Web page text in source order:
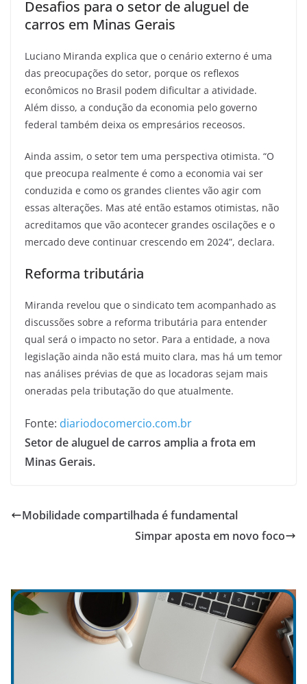
Desafios para o setor de aluguel de
carros em Minas Gerais
Luciano Miranda explica que o cenário externo é uma
das preocupações do setor, porque os reflexos
econômicos no Brasil podem dificultar a atividade.
Além disso, a condução da economia pelo governo
federal também deixa os empresários receosos.
Ainda assim, o setor tem uma perspectiva otimista. “O
que preocupa realmente é como a economia vai ser
conduzida e como os grandes clientes vão agir com
essas alterações. Mas até então estamos otimistas, não
acreditamos que vão acontecer grandes oscilações e o
mercado deve continuar crescendo em 2024”, declara.
Reforma tributária
Miranda revelou que o sindicato tem acompanhado as
discussões sobre a reforma tributária para entender
qual será o impacto no setor. Para a entidade, a nova
legislação ainda não está muito clara, mas há um temor
nas análises prévias de que as locadoras sejam mais
oneradas pela tributação do que atualmente.
Fonte: diariodocomercio.com.br
Setor de aluguel de carros amplia a frota em
Minas Gerais.
Mobilidade compartilhada é fundamental
Simpar aposta em novo foco